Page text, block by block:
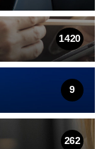
1420
9
262